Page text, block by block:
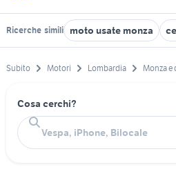
Ricerche simili moto usate monza
Subito Motori Lombardia Monza e
Cosa cerchi?